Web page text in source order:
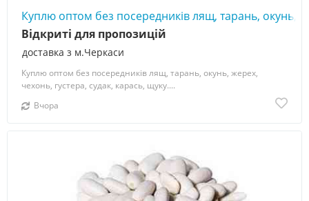
Куплю оптом без посередників лящ, тарань, окунь,
доставка з м.Черкаси
Відкриті для пропозицій
Куплю оптом без посередників лящ, тарань, окунь, жерех,
чехонь, густера, судак, карась, щуку....
Вчора